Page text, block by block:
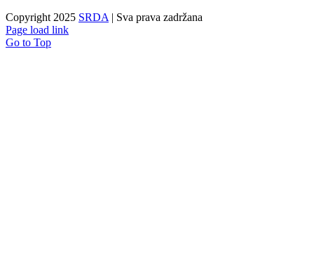
Copyright 2025 SRDA | Sva prava zadržana
Page load link
Go to Top